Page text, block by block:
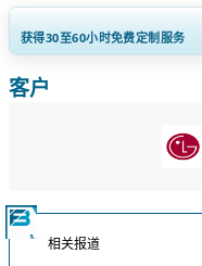
获得30至60小时免费定制服务
扩大区域和国家覆盖范围，
客户
相关报道